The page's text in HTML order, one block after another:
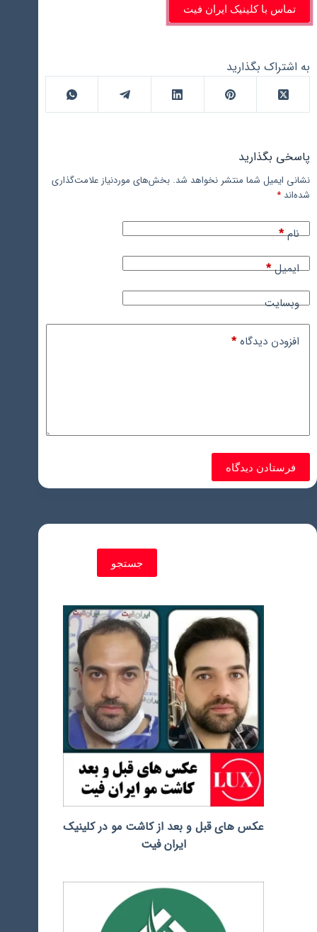
تماس با کلینیک ایران فیت
به اشتراک بگذارید
پاسخی بگذارید
نشانی ایمیل شما منتشر نخواهد شد. بخش‌های موردنیاز علامت‌گذاری
شده‌اند *
نام*
ایمیل*
وبسایت
افزودن دیدگاه*
فرستادن دیدگاه
جستجو
عکس های قبل و بعد از کاشت مو در کلینیک
ایران فیت